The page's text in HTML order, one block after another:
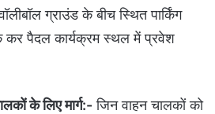
ग्राउंड के बीच स्थित पार्किंग
कर पैदल कार्यक्रम स्थल में प्रवेश
के लिए मार्ग:-जिन वाहन चालकों को